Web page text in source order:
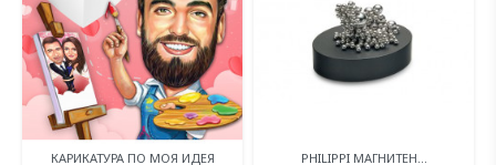
КАРИКАТУРА ПО МОЯ ИДЕЯ PHILIPPI МАГНИТЕН...